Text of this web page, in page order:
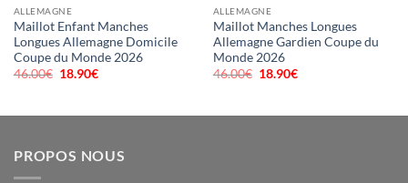
ALLEMAGNE
Maillot Enfant Manches
Longues Allemagne Domicile
Coupe du Monde 2026
46.00€ Le
18.90€Le
ALLEMAGNE
Maillot Manches Longues
Allemagne Gardien Coupe du
Monde 2026
46.00€ Le
18.90€Le
PROPOS NOUS